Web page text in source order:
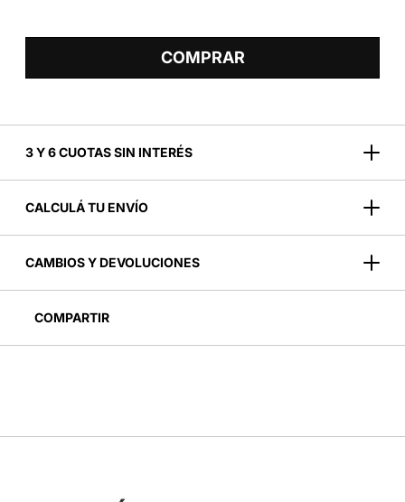
COMPRAR
3 Y 6 CUOTAS SIN INTERÉS
CALCULÁ TU ENVÍO
CAMBIOS Y DEVOLUCIONES
COMPARTIR